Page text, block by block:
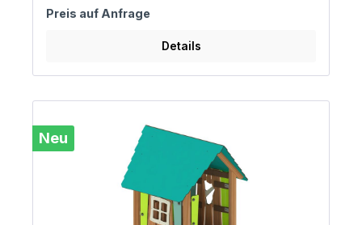
Preis auf Anfrage
Details
Neu